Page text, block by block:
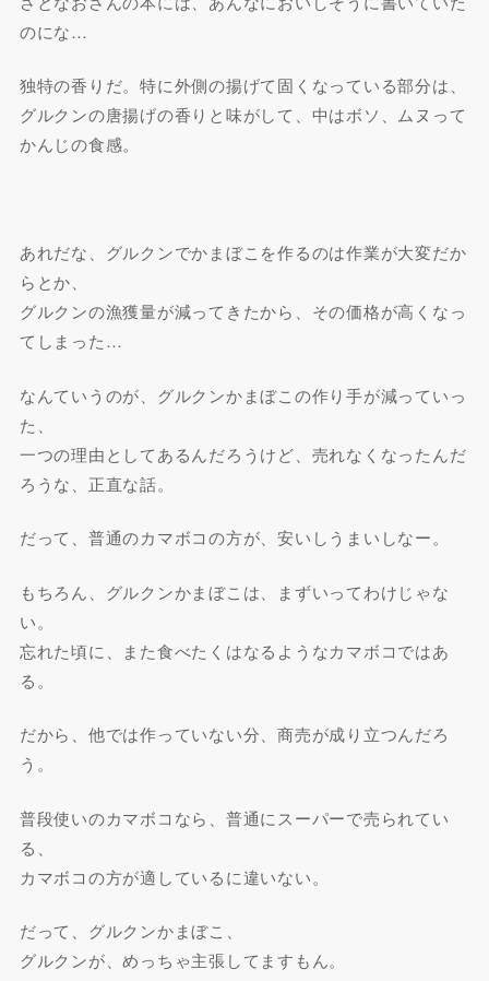
のにな…
独特の香りだ。特に外側の揚げて固くなっている部分は、
グルクンの唐揚げの香りと味がして、中はボソ、ムヌって
かんじの食感。
あれだな、グルクンでかまぼこを作るのは作業が大変だか
らとか、
グルクンの漁獲量が減ってきたから、その価格が高くなっ
てしまった…
なんていうのが、グルクンかまぼこの作り手が減っていっ
た、
一つの理由としてあるんだろうけど、売れなくなったんだ
ろうな、正直な話。
だって、普通のカマボコの方が、安いしうまいしなー。
もちろん、グルクンかまぼこは、まずいってわけじゃな
い。
忘れた頃に、また食べたくはなるようなカマボコではあ
る。
だから、他では作っていない分、商売が成り立つんだろ
う。
普段使いのカマボコなら、普通にスーパーで売られてい
る、
カマボコの方が適しているに違いない。
だって、グルクンかまぼこ、
グルクンが、めっちゃ主張してますもん。